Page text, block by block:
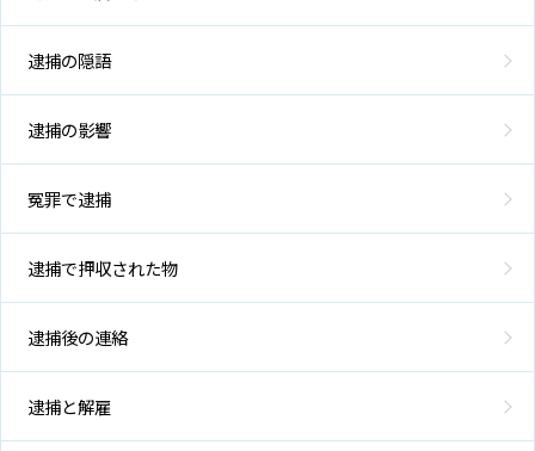
逮捕の隠語
逮捕の影響
冤罪で逮捕
逮捕で押収された物
逮捕後の連絡
逮捕と解雇